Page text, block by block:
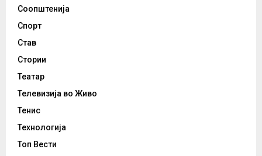
Соопштенија
Спорт
Став
Стории
Театар
Телевизија во Живо
Тенис
Технологија
Топ Вести